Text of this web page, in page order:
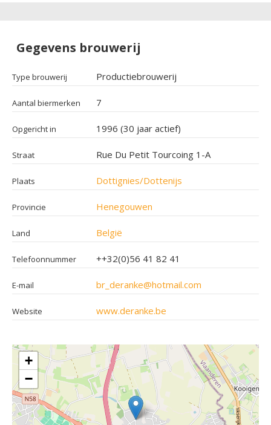
Gegevens brouwerij
Type brouwerij Productiebrouwerij
Aantal biermerken 7
Opgericht in 1996 (30 jaar actief)
Straat Rue Du Petit Tourcoing 1-A
Plaats Dottignies/Dottenijs
Provincie Henegouwen
Land België
Telefoonnummer ++32(0)56 41 82 41
E-mail br_deranke@hotmail.com
Website www.deranke.be
+
−